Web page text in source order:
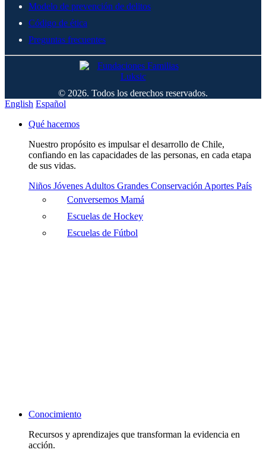
Modelo de prevención de delitos
Código de ética
Preguntas frecuentes
© 2026. Todos los derechos reservados.
English Español
Qué hacemos
Nuestro propósito es impulsar el desarrollo de Chile,
confiando en las capacidades de las personas, en cada etapa
de sus vidas.
Niños Jóvenes Adultos Grandes Conservación Aportes País
Conversemos Mamá
Escuelas de Hockey
Escuelas de Fútbol
Conocimiento
Recursos y aprendizajes que transforman la evidencia en
acción.